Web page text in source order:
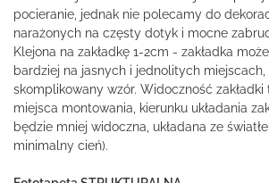
pocieranie, jednak nie polecamy do
narażonych na częsty dotyk i mocne
Klejona na zakładkę 1-2cm - zakładka
bardziej na jasnych i jednolitych
skomplikowany wzór. Widoczność zakładki
miejsca montowania, kierunku układania
będzie mniej widoczna, układana ze
minimalny cień).